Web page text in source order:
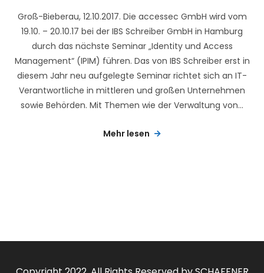
Groß-Bieberau, 12.10.2017. Die accessec GmbH wird vom
19.10. – 20.10.17 bei der IBS Schreiber GmbH in Hamburg
durch das nächste Seminar „Identity und Access
Management“ (IPIM) führen. Das von IBS Schreiber erst in
diesem Jahr neu aufgelegte Seminar richtet sich an IT-
Verantwortliche in mittleren und großen Unternehmen
sowie Behörden. Mit Themen wie der Verwaltung von...
Mehr lesen